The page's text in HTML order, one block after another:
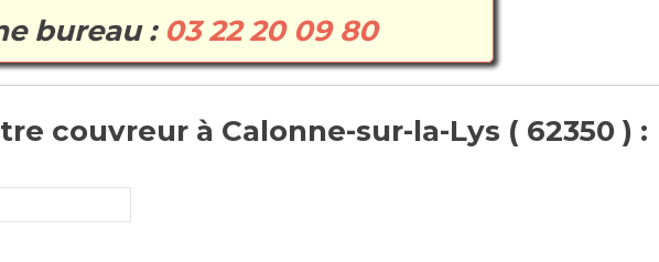
bureau : 03 22 20 09 80
couvreur à Calonne-sur-la-Lys ( 62350 ) :